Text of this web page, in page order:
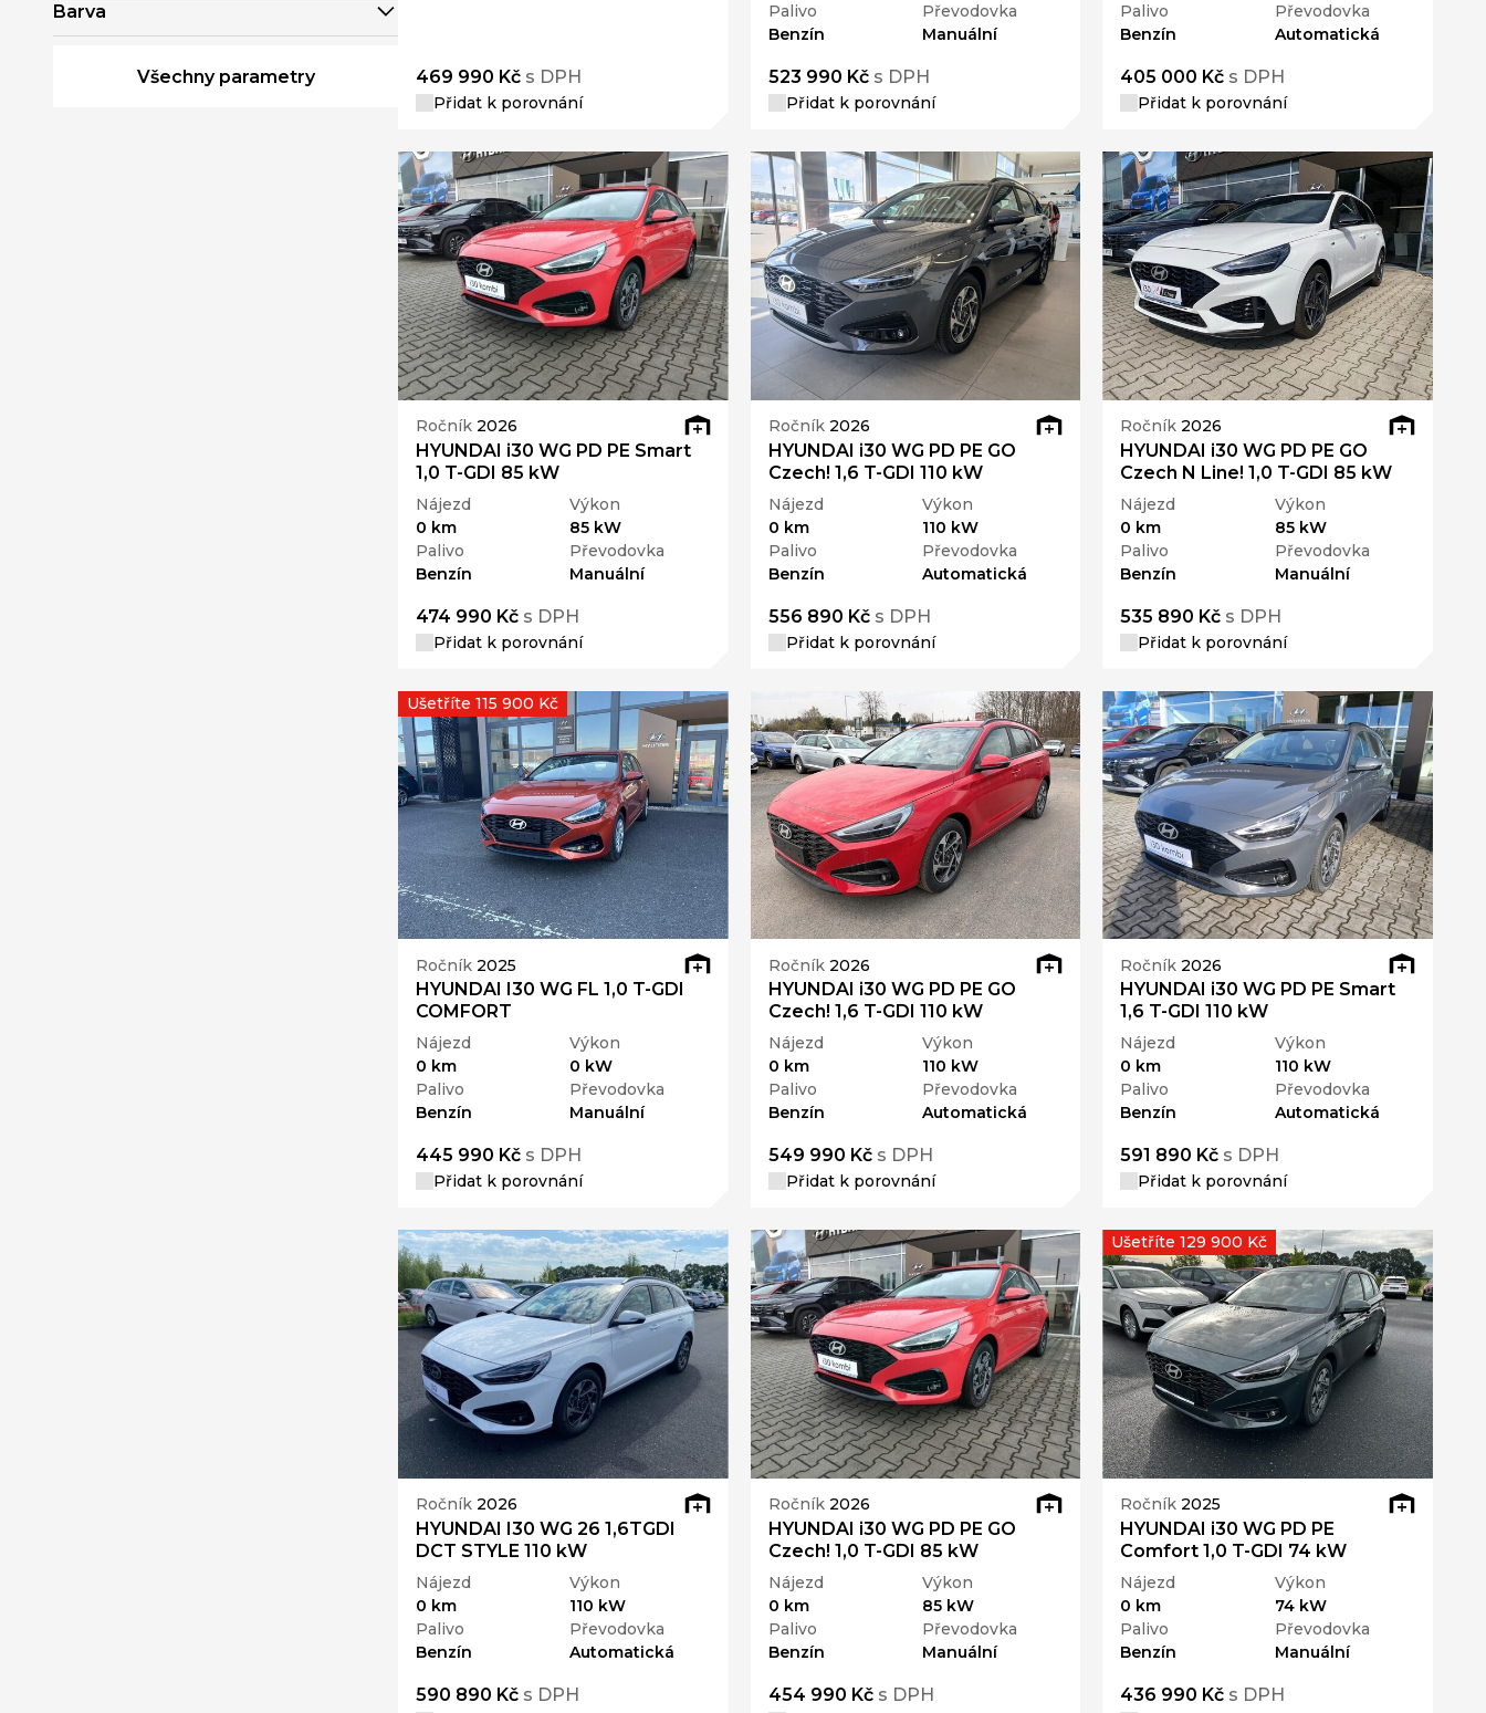
Barva
Všechny parametry 469 990 Kč s DPH
Přidat k porovnání
Palivo
Benzín
Převodovka
Manuální
523 990 Kčs DPH
Přidat k porovnání
Palivo
Benzín
Převodovka
Automatická
405 000 Kč s DPH
Přidat k porovnání
Ročník 2026
HYUNDAI i30 WG PD PE Smart
1,0 T-GDI 85 kW
Nájezd
0 km
Výkon
85 kW
Palivo
Benzín
Převodovka
Manuální
474 990 Kč s DPH
Přidat k porovnání
Ročník 2026
HYUNDAI i30 WG PD PE GO
Czech! 1,6 T-GDI 110 kW
Nájezd
0 km
Výkon
110 kW
Palivo
Benzín
Převodovka
Automatická
556 890 Kčs DPH
Přidat k porovnání
Ročník 2026
HYUNDAI i30 WG PD PE GO
Czech N Line! 1,0 T-GDI 85 kW
Nájezd
0 km
Výkon
85 kW
Palivo
Benzín
Převodovka
Manuální
535 890 Kč s DPH
Přidat k porovnání
Ročník 2025
HYUNDAI I30 WG FL 1,0 T-GDI
COMFORT
Nájezd
0 km
Výkon
0 kW
Palivo
Benzín
Převodovka
Manuální
445 990 Kč s DPH
Přidat k porovnání
Ušetříte 115 900 Kč
Ročník 2026
HYUNDAI i30 WG PD PE GO
Czech! 1,6 T-GDI 110 kW
Nájezd
0 km
Výkon
110 kW
Palivo
Benzín
Převodovka
Automatická
549 990 Kčs DPH
Přidat k porovnání
Ročník 2026
HYUNDAI i30 WG PD PE Smart
1,6 T-GDI 110 kW
Nájezd
0 km
Výkon
110 kW
Palivo
Benzín
Převodovka
Automatická
591 890 Kč s DPH
Přidat k porovnání
Ročník 2026
HYUNDAI I30 WG 26 1,6TGDI
DCT STYLE 110 kW
Nájezd
0 km
Výkon
110 kW
Palivo
Benzín
Převodovka
Automatická
590 890 Kč s DPH
Ročník 2026
HYUNDAI i30 WG PD PE GO
Czech! 1,0 T-GDI 85 kW
Nájezd
0 km
Výkon
85 kW
Palivo
Benzín
Převodovka
Manuální
454 990 Kčs DPH
Ročník 2025
HYUNDAI i30 WG PD PE
Comfort 1,0 T-GDI 74 kW
Nájezd
0 km
Výkon
74 kW
Palivo
Benzín
Převodovka
Manuální
436 990 Kč s DPH
Ušetříte 129 900 Kč